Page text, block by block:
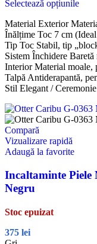
Selectează opțiunile
Material Exterior
Înălțime Toc 7 cm
Tip Toc Stabil, tip
Sistem Închidere
Interior Material moale,
Talpă Antiderapantă,
Stil Elegant /
Compară
Vizualizare rapidă
Adaugă la favorite
Incaltaminte
Negru
Stoc epuizat
375 lei